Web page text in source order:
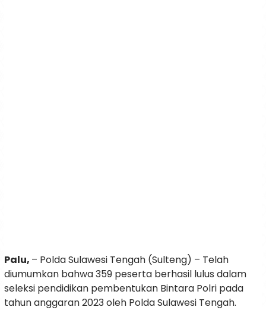
Palu, – Polda Sulawesi Tengah (Sulteng) – Telah
diumumkan bahwa 359 peserta berhasil lulus dalam
seleksi pendidikan pembentukan Bintara Polri pada
tahun anggaran 2023 oleh Polda Sulawesi Tengah.